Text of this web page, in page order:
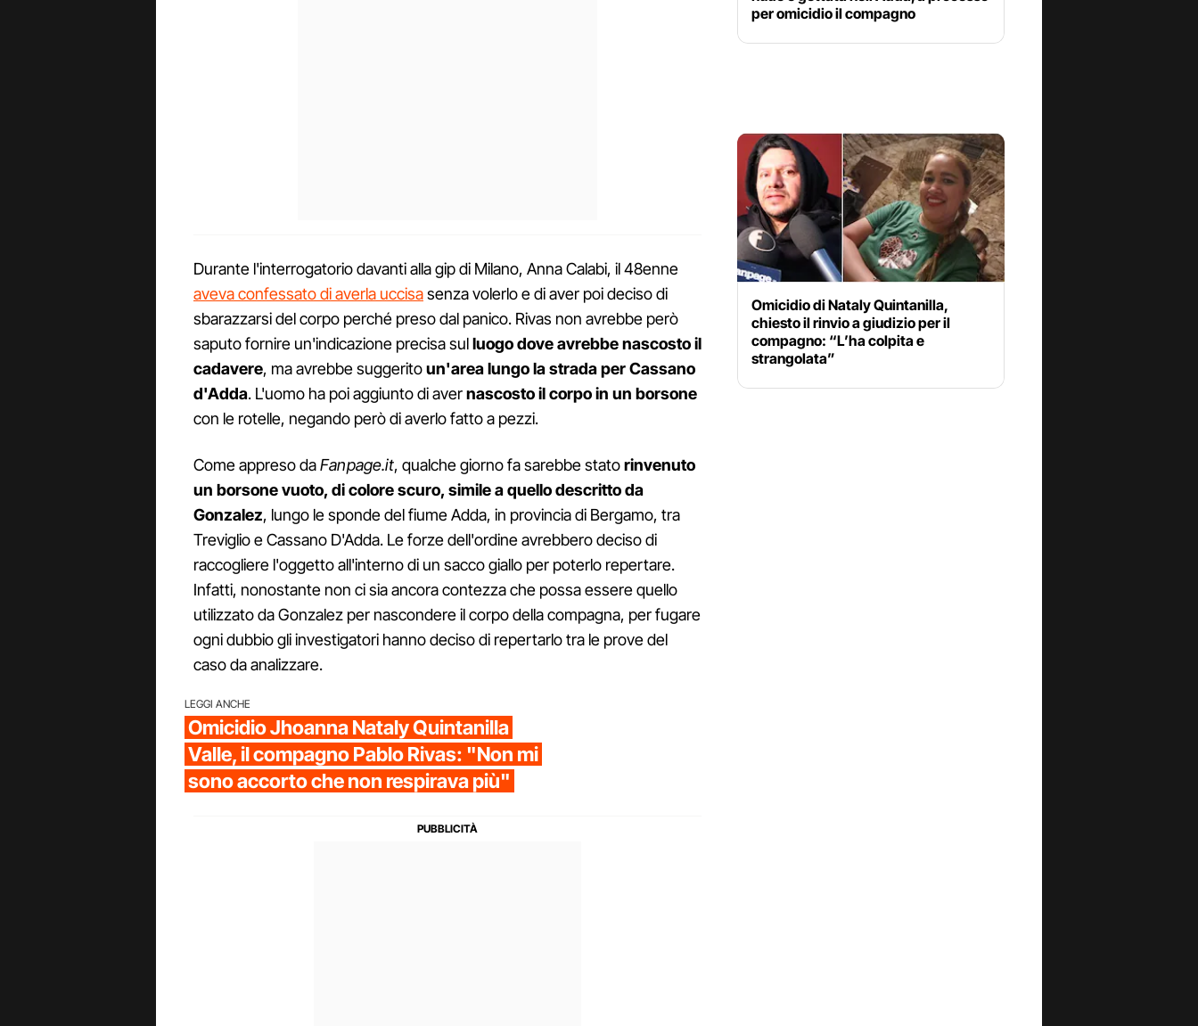
Durante l'interrogatorio davanti alla gip di Milano, Anna Calabi, il 48enne
aveva confessato di averla uccisasenza volerlo e di aver poi deciso di
sbarazzarsi del corpo perché preso dal panico. Rivas non avrebbe però
saputo fornire un'indicazione precisa sulluogo dove avrebbe nascosto il
cadavere, ma avrebbe suggeritoun'area lungo la strada per Cassano
d'Adda. L'uomo ha poi aggiunto di avernascosto il corpo in un borsone
con le rotelle, negando però di averlo fatto a pezzi.
Come appreso daFanpage.it, qualche giorno fa sarebbe statorinvenuto
un borsone vuoto, di colore scuro, simile a quello descritto da
Gonzalez, lungo le sponde del fiume Adda, in provincia di Bergamo, tra
Treviglio e Cassano D'Adda. Le forze dell'ordine avrebbero deciso di
raccogliere l'oggetto all'interno di un sacco giallo per poterlo repertare.
Infatti, nonostante non ci sia ancora contezza che possa essere quello
utilizzato da Gonzalez per nascondere il corpo della compagna, per fugare
ogni dubbio gli investigatori hanno deciso di repertarlo tra le prove del
caso da analizzare.
LEGGI ANCHE
Omicidio Jhoanna Nataly Quintanilla
Valle, il compagno Pablo Rivas: "Non mi
sono accorto che non respirava più"
per omicidio il compagno
Omicidio di Nataly Quintanilla,
chiesto il rinvio a giudizio per il
compagno: “L’ha colpita e
strangolata”